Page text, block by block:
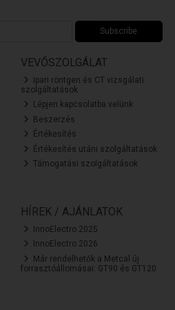
Subscribe
VEVŐSZOLGÁLAT
Ipari röntgen és CT vizsgálati
szolgáltatások
Lépjen kapcsolatba velünk
Beszerzés
Értékesítés
Értékesítés utáni szolgáltatások
Támogatási szolgáltatások
HÍREK / AJÁNLATOK
InnoElectro 2025
InnoElectro 2026
Már rendelhetők a Metcal új
forrasztóállomásai: GT90 és GT120